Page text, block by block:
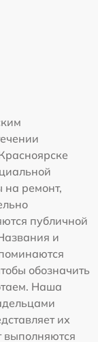
на ремонт,
публичной
и
обозначить
Наша
их
выполняются